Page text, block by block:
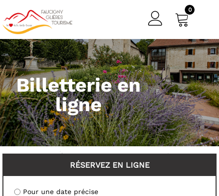
0
Billetterie en
ligne
RÉSERVEZ EN LIGNE
Pour une date précise